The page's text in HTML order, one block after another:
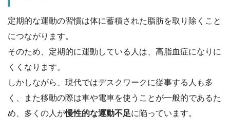
定期的な運動の習慣は体に蓄積された脂肪を取り除くこと
につながります。
そのため、定期的に運動している人は、高脂血症になりに
くくなります。
しかしながら、現代ではデスクワークに従事する人も多
く、また移動の際は車や電車を使うことが一般的であるた
め、多くの人が慢性的な運動不足に陥っています。